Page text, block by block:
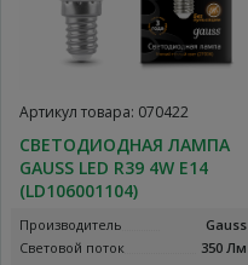
Артикул товара: 070422
СВЕТОДИОДНАЯ ЛАМПА
GAUSS LED R39 4W E14
(LD106001104)
Производитель
Gauss
Световой поток
350 Лм